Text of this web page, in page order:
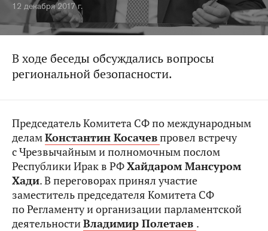
12 декабря 2017 г.
В ходе беседы обсуждались вопросы
региональной безопасности.
Председатель Комитета СФ по международным
деламКонстантин Косачевпровел встречу
с Чрезвычайным и полномочным послом
Республики Ирак в РФХайдаром Мансуром
Хади. В переговорах принял участие
заместитель председателя Комитета СФ
по Регламенту и организации парламентской
деятельностиВладимир Полетаев .